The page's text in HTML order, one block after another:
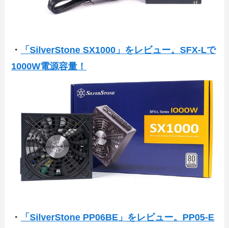
・
「SilverStone SX1000」をレビュー。SFX-Lで
1000W電源容量！
・
「SilverStone PP06BE」をレビュー。PP05-E